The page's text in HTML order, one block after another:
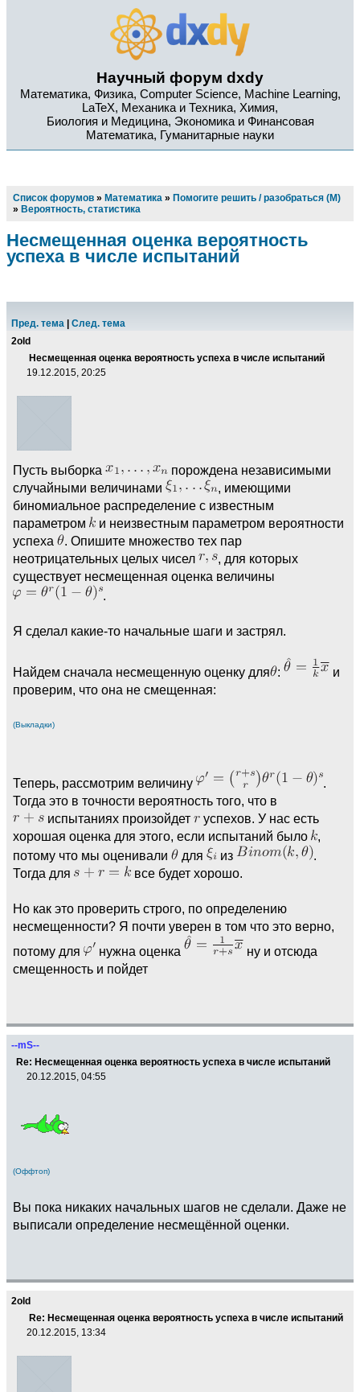
Научный форум dxdy
Математика, Физика, Computer Science, Machine Learning,
LaTeX, Механика и Техника, Химия,
Биология и Медицина, Экономика и Финансовая
Математика, Гуманитарные науки
Список форумов » Математика » Помогите решить / разобраться (М)
» Вероятность, статистика
Несмещенная оценка вероятность
успеха в числе испытаний
Пред. тема
След. тема
2old
Несмещенная оценка вероятность успеха в числе испытаний
19.12.2015, 20:25
Пусть выборка
порождена независимыми
случайными величинами
, имеющими
биномиальное распределение с известным
параметром
и неизвестным параметром вероятности
успеха
. Опишите множество тех пар
неотрицательных целых чисел
, для которых
существует несмещенная оценка величины
.
Я сделал какие-то начальные шаги и застрял.
Найдем сначала несмещенную оценку для :
и
проверим, что она не смещенная:
(Выкладки)
Теперь, рассмотрим величину
.
Тогда это в точности вероятность того, что в
испытаниях произойдет
успехов. У нас есть
хорошая оценка для этого, если испытаний было
,
потому что мы оценивали
для из
.
Тогда для
все будет хорошо.
Но как это проверить строго, по определению
несмещенности? Я почти уверен в том что это верно,
потому для
нужна оценка
ну и отсюда
смещенность и пойдет
--mS--
Re: Несмещенная оценка вероятность успеха в числе испытаний
20.12.2015, 04:55
(Оффтоп)
Вы пока никаких начальных шагов не сделали. Даже не
выписали определение несмещённой оценки.
2old
Re: Несмещенная оценка вероятность успеха в числе испытаний
20.12.2015, 13:34